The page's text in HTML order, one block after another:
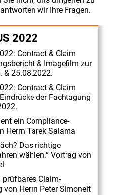
wir Ihre Fragen.
2022
Contract & Claim
& Imagefilm zur
& 25.08.2022.
Contract & Claim
der Fachtagung
ein Compliance-
Herrn Tarek Salama
Das richtige
wählen.“ Vortrag von
prüfbares Claim-
von Herrn Peter Simoneit